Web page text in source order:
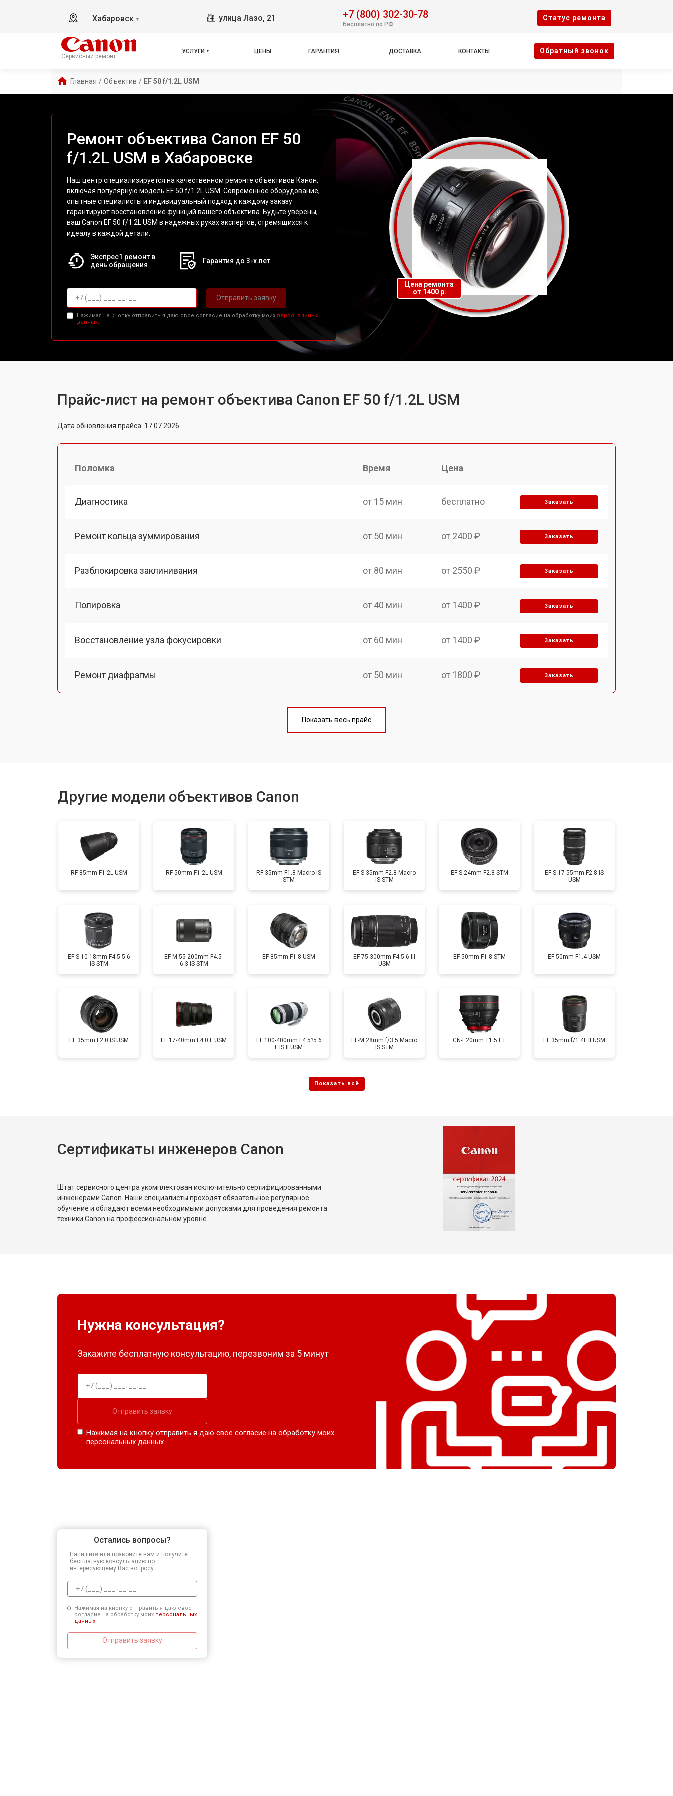
Хабаровск ▼ улица Лазо, 21 +7 (800) 302-30-78
Бесплатно по РФ
Cтатус ремонта
Сервисный ремонт
УСЛУГИ ЦЕНЫ ГАРАНТИЯ ДОСТАВКА КОНТАКТЫ Oбратный звонок
Главная / Объектив / EF 50 f/1.2L USM
Ремонт объектива Canon EF 50
f/1.2L USM в Хабаровске
Наш центр специализируется на качественном ремонте объективов Кэнон,
включая популярную модель EF 50 f/1.2L USM. Современное оборудование,
опытные специалисты и индивидуальный подход к каждому заказу
гарантируют восстановление функций вашего объектива. Будьте уверены,
ваш Canon EF 50 f/1.2L USM в надежных руках экспертов, стремящихся к
идеалу в каждой детали.
Экспрес1 ремонт в
день обращения
Гарантия до 3-х лет
Отправить заявку
Нажимая на кнопку отправить я даю свое согласие на обработку моих персональных
данных.
Цена ремонта
от 1400 р.
Прайс-лист на ремонт объектива Canon EF 50 f/1.2L USM
Дата обновления прайса: 17.07.2026
Поломка Время Цена
Диагностика от 15 мин бесплатно Заказать
Ремонт кольца зуммирования от 50 мин от 2400 ₽ Заказать
Разблокировка заклинивания от 80 мин от 2550 ₽ Заказать
Полировка от 40 мин от 1400 ₽ Заказать
Восстановление узла фокусировки от 60 мин от 1400 ₽ Заказать
Ремонт диафрагмы от 50 мин от 1800 ₽ Заказать
от 60 мин
Ремонт шлейфа оптического стабилизатора от 80 мин от 2600 ₽ Заказать
Показать весь прайс
Другие модели объективов Canon
RF 85mm F1.2L USM RF 50mm F1.2L USM
RF 35mm F1.8 Macro IS
STM
EF-S 35mm F2.8 Macro
IS STM
EF-S 24mm F2.8 STM
EF-S 17-55mm F2.8 IS
USM
EF-S 10-18mm F4.5-5.6
IS STM
EF-M 55-200mm F4.5-
6.3 IS STM
EF 85mm F1.8 USM
EF 75-300mm F4-5.6 III
USM
EF 50mm F1.8 STM EF 50mm F1.4 USM
EF 35mm F2.0 IS USM EF 17-40mm F4.0 L USM
EF 100-400mm F4.5?5.6
L IS II USM
EF-M 28mm f/3.5 Macro
IS STM
CN-E20mm T1.5 L F EF 35mm f/1.4L II USM
Сертификаты инженеров Canon
Штат сервисного центра укомплектован исключительно сертифицированными
инженерами Canon. Наши специалисты проходят обязательное регулярное
обучение и обладают всеми необходимыми допусками для проведения ремонта
техники Canon на профессиональном уровне.
Нужна консультация?
Закажите бесплатную консультацию, перезвоним за 5 минут
Отправить заявку
Нажимая на кнопку отправить я даю свое согласие на обработку моих
персональных данных.
Остались вопросы?
Напишите или позвоните нам и получите
бесплатную консультацию по
интересующему Вас вопросу.
Нажимая на кнопку отправить я даю свое
согласие на обработку моих персональных
данных.
Отправить заявку